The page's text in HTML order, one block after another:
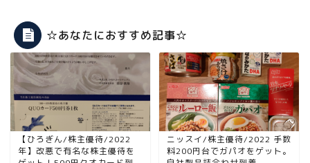
☆あなたにおすすめ記事☆
【ひろぎん/株主優待/2022
年】改悪で有名な株主優待を
ニッスイ/株主優待/2022 手数
料200円台でガパオをゲット。